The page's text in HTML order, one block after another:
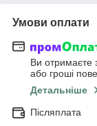
Умови оплати
Ви отримаєте
або гроші
Детальніше
Післяплата